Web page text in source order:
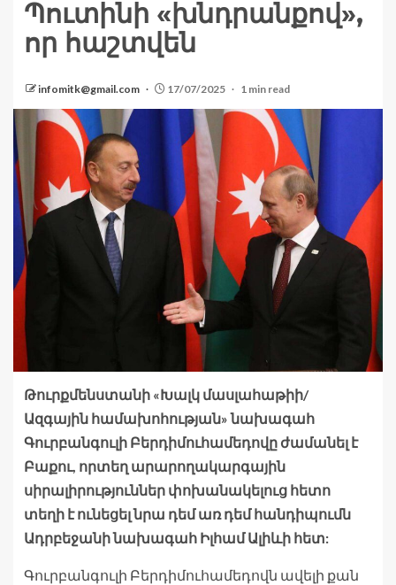
Պուտինի «խնդրանքով»,
որ հաշտվեն
infomitk@gmail.com 17/07/2025 1 min read
Թուրքմենստանի «Խալկ մասլահաթիի/
Ազգային համախոհության» նախագահ
Գուրբանգուլի Բերդիմուհամեդովը ժամանել է
Բաքու, որտեղ արարողակարգային
սիրալիրություններ փոխանակելուց հետո
տեղի է ունեցել նրա դեմ առ դեմ հանդիպումն
Ադրբեջանի նախագահ Իլհամ Ալիևի հետ:
Գուրբանգուլի Բերդիմուհամեդովն ավելի քան